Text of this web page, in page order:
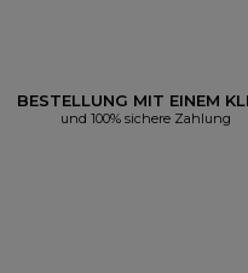
BESTELLUNG MIT EINEM
und 100% sichere Zahlung